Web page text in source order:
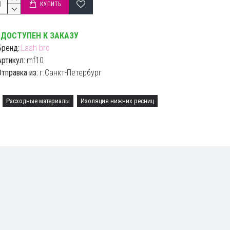
ДОСТУПЕН К ЗАКАЗУ
Lash bro
mf10
из: г.Санкт-Петербург
КУПИТЬ
Расходные материалы Изоляция нижних ресниц